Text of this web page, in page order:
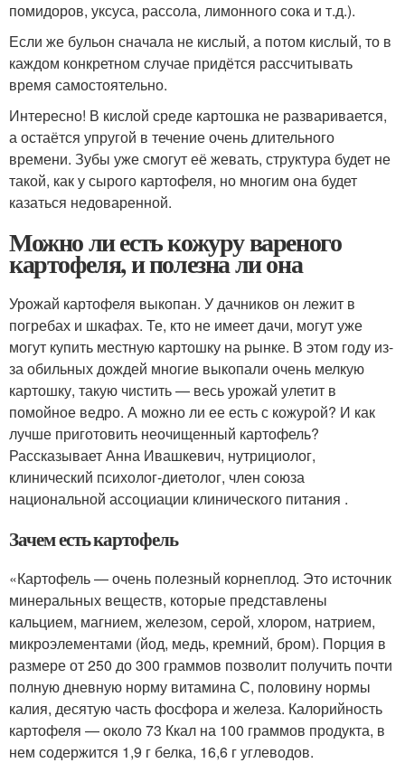
помидоров, уксуса, рассола, лимонного сока и т.д.).
Если же бульон сначала не кислый, а потом кислый, то в
каждом конкретном случае придётся рассчитывать
время самостоятельно.
Интересно! В кислой среде картошка не разваривается,
а остаётся упругой в течение очень длительного
времени. Зубы уже смогут её жевать, структура будет не
такой, как у сырого картофеля, но многим она будет
казаться недоваренной.
Можно ли есть кожуру вареного
картофеля, и полезна ли она
Урожай картофеля выкопан. У дачников он лежит в
погребах и шкафах. Те, кто не имеет дачи, могут уже
могут купить местную картошку на рынке. В этом году из-
за обильных дождей многие выкопали очень мелкую
картошку, такую чистить — весь урожай улетит в
помойное ведро. А можно ли ее есть с кожурой? И как
лучше приготовить неочищенный картофель?
Рассказывает Анна Ивашкевич, нутрициолог,
клинический психолог-диетолог, член союза
национальной ассоциации клинического питания .
Зачем есть картофель
«Картофель — очень полезный корнеплод. Это источник
минеральных веществ, которые представлены
кальцием, магнием, железом, серой, хлором, натрием,
микроэлементами (йод, медь, кремний, бром). Порция в
размере от 250 до 300 граммов позволит получить почти
полную дневную норму витамина С, половину нормы
калия, десятую часть фосфора и железа. Калорийность
картофеля — около 73 Ккал на 100 граммов продукта, в
нем содержится 1,9 г белка, 16,6 г углеводов.